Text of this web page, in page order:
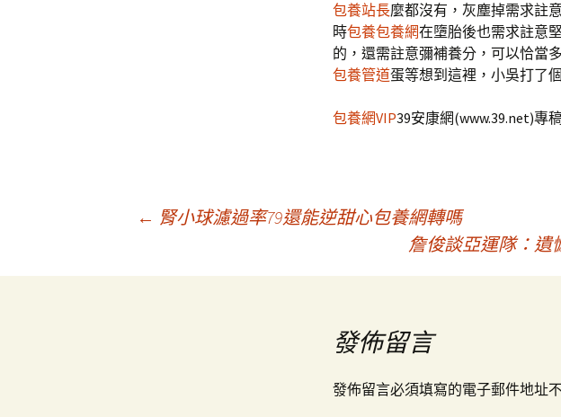
包養站長麼都沒有，灰塵掉需求註
時包養包養網在墮胎後也需求註意
的，還需註意彌補養分，可以恰當
包養管道蛋等想到這裡，小吳打了
包養網VIP39安康網(www.39.net)專
章
← 腎小球濾過率79還能逆甜心包養網轉嗎
詹俊談亞運隊：遺
發佈留言
發佈留言必須填寫的電子郵件地址